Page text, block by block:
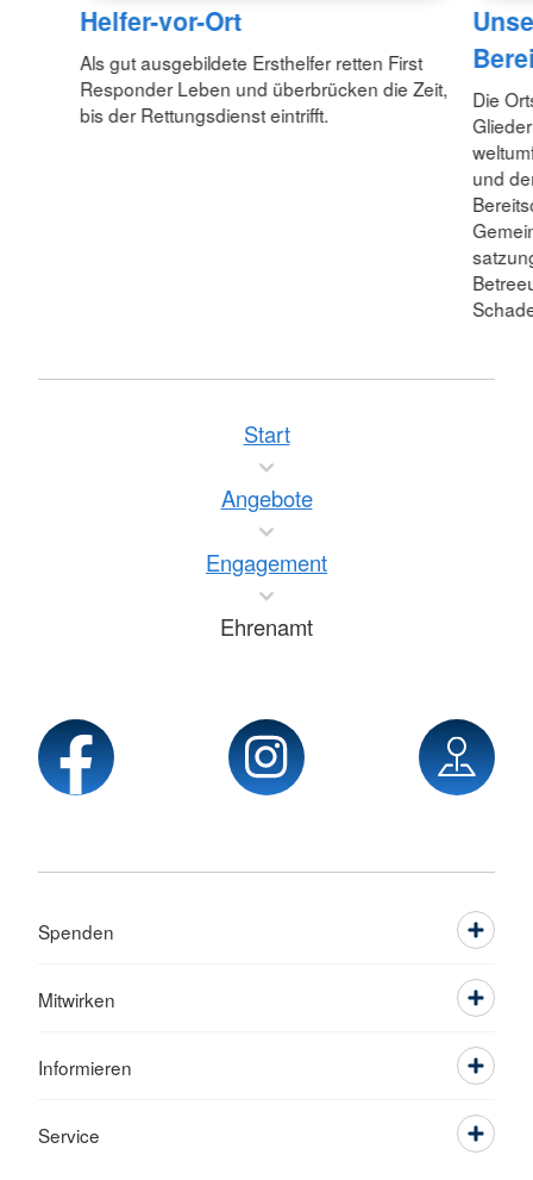
Helfer-vor-Ort
Als gut ausgebildete Ersthelfer retten First
Responder Leben und überbrücken die Zeit,
bis der Rettungsdienst eintrifft.
Die
und
Start
Angebote
Engagement
Ehrenamt
Spenden
Mitwirken
Informieren
Service